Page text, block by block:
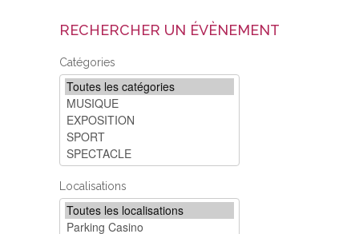
RECHERCHER UN ÉVÈNEMENT
Catégories
Localisations